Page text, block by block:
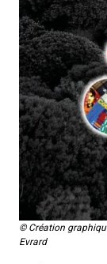
© Création
Evrard